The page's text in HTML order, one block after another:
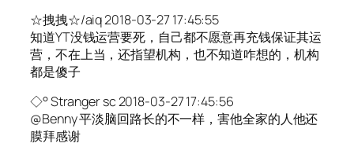
☆拽拽☆/aiq 2018-03-27 17:45:55
知道YT没钱运营要死，自己都不愿意再充钱保证其运
营，不在上当，还指望机构，也不知道咋想的，机构
都是傻子
◇° Stranger sc 2018-03-27 17:45:56
@Benny 平淡脑回路长的不一样，害他全家的人他还
膜拜感谢